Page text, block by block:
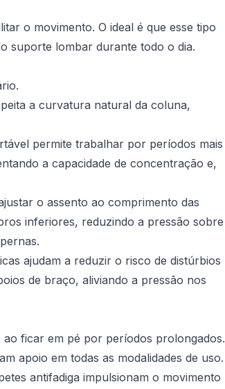
o movimento. O ideal é que esse tipo
suporte lombar durante todo o dia.
a curvatura natural da coluna,
permite trabalhar por períodos mais
a capacidade de concentração e,
o assento ao comprimento das
inferiores, reduzindo a pressão sobre
ajudam a reduzir o risco de distúrbios
de braço, aliviando a pressão nos
ficar em pé por períodos prolongados.
apoio em todas as modalidades de uso.
antifadiga impulsionam o movimento